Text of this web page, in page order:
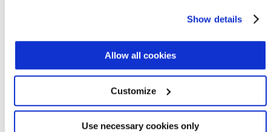
Show details
Allow all cookies
Customize
Use necessary cookies only
convirtiendo el agua de mar en agua potable
y las aguas residuales en un valioso recurso.
Esto puede reducir los costes asociados a la
adquisición de agua y la eliminación de
aguas residuales hasta un 30%. Y no es
necesaria una inversión inicial.